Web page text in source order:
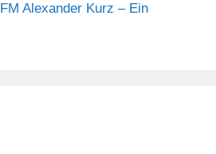
FM Alexander Kurz – Ein